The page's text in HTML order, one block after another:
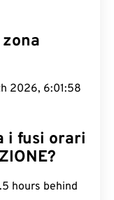
2026, 6:01:59
i fusi orari
hours behind